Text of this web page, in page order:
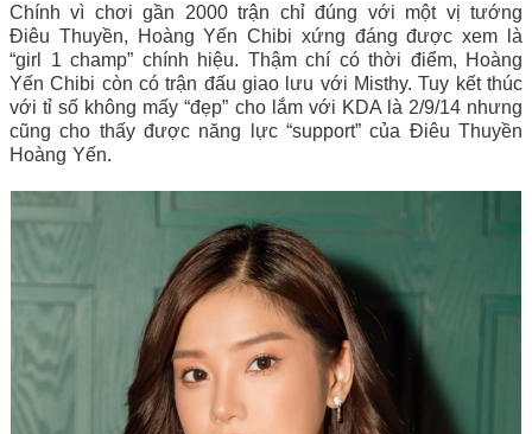
Chính vì chơi gần 2000 trận chỉ đúng với một vị tướng
Điêu Thuyền, Hoàng Yến Chibi xứng đáng được xem là
“girl 1 champ” chính hiệu. Thậm chí có thời điểm, Hoàng
Yến Chibi còn có trận đấu giao lưu với Misthy. Tuy kết thúc
với tỉ số không mấy “đẹp” cho lắm với KDA là 2/9/14 nhưng
cũng cho thấy được năng lực “support” của Điêu Thuyền
Hoàng Yến.